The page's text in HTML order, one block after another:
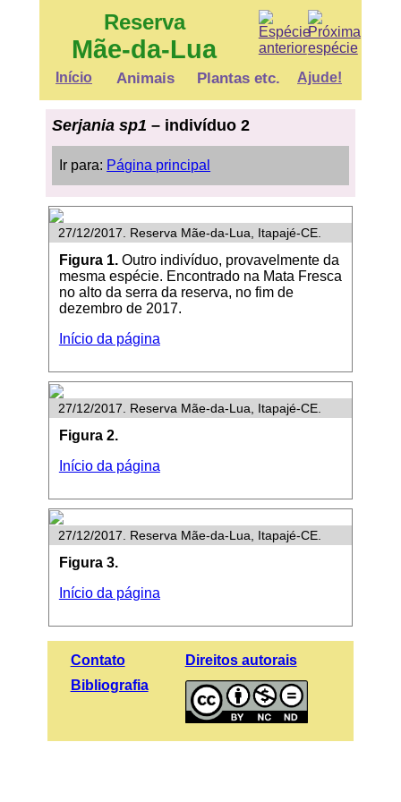
Reserva
Mãe-da-Lua
Início Animais Plantas etc. Ajude!
Serjania sp1– indivíduo 2
Ir para: Página principal
27/12/2017. Reserva Mãe-da-Lua, Itapajé-CE.
Figura 1.Outro indivíduo, provavelmente da
mesma espécie. Encontrado na Mata Fresca
no alto da serra da reserva, no fim de
dezembro de 2017.
Início da página
27/12/2017. Reserva Mãe-da-Lua, Itapajé-CE.
Figura 2.
Início da página
27/12/2017. Reserva Mãe-da-Lua, Itapajé-CE.
Figura 3.
Início da página
Contato
Bibliografia
Direitos autorais